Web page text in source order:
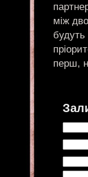
між
будуть
перш,